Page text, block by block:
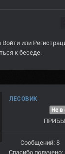
Войти или
к беседе.
ЛЕСОВИК
Не в
Сообщений: 8
Спасибо получено: